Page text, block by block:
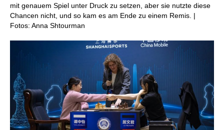
mit genauem Spiel unter Druck zu setzen, aber sie nutzte diese
Chancen nicht, und so kam es am Ende zu einem Remis. |
Fotos: Anna Shtourman